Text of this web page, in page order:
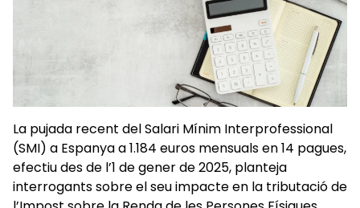
La pujada recent del Salari Mínim Interprofessional
(SMI) a Espanya a 1.184 euros mensuals en 14 pagues,
efectiu des de l’1 de gener de 2025, planteja
interrogants sobre el seu impacte en la tributació de